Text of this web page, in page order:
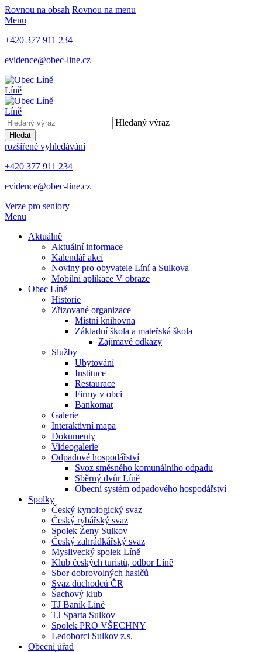
Rovnou na obsah Rovnou na menu
Menu
+420 377 911 234
evidence@obec-line.cz
Líně
Líně
Hledaný výraz
Hledat
rozšířené vyhledávání
+420 377 911 234
evidence@obec-line.cz
Verze pro seniory
Menu
Aktuálně
Aktuální informace
Kalendář akcí
Noviny pro obyvatele Líní a Sulkova
Mobilní aplikace V obraze
Obec Líně
Historie
Zřizované organizace
Místní knihovna
Základní škola a mateřská škola
Zajímavé odkazy
Služby
Ubytování
Instituce
Restaurace
Firmy v obci
Bankomat
Galerie
Interaktivní mapa
Dokumenty
Videogalerie
Odpadové hospodářství
Svoz směsného komunálního odpadu
Sběrný dvůr Líně
Obecní systém odpadového hospodářství
Spolky
Český kynologický svaz
Český rybářský svaz
Spolek Ženy Sulkov
Český zahrádkářský svaz
Myslivecký spolek Líně
Klub českých turistů, odbor Líně
Sbor dobrovolných hasičů
Svaz důchodců ČR
Šachový klub
TJ Baník Líně
TJ Sparta Sulkov
Spolek PRO VŠECHNY
Ledoborci Sulkov z.s.
Obecní úřad